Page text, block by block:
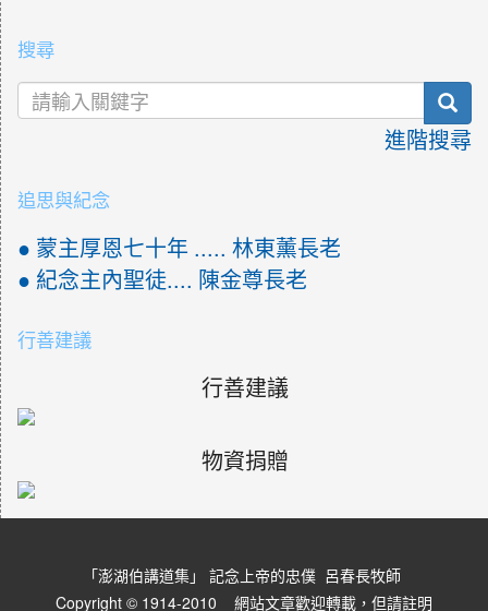
搜尋
進階搜尋
追思與紀念
● 蒙主厚恩七十年 ..... 林東薰長老
● 紀念主內聖徒.... 陳金尊長老
行善建議
行善建議
物資捐贈
「澎湖伯講道集」 記念上帝的忠僕 呂春長牧師
Copyright © 1914-2010 網站文章歡迎轉載，但請註明